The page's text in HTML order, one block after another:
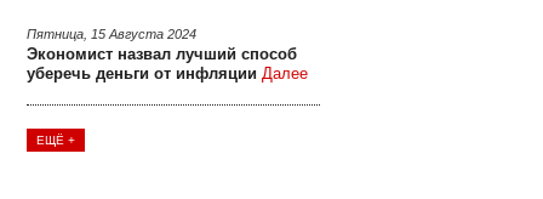
Пятница, 15 Августа 2024
Экономист назвал лучший способ
уберечь деньги от инфляции Далее
ЕЩЁ +